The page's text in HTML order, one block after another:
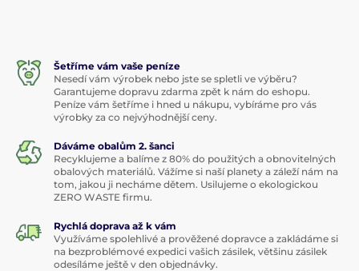
Šetříme vám vaše peníze
Nesedí vám výrobek nebo jste se spletli ve výběru?
Garantujeme dopravu zdarma zpět k nám do eshopu.
Peníze vám šetříme i hned u nákupu, vybíráme pro vás
výrobky za co nejvýhodnější ceny.
Dáváme obalům 2. šanci
Recyklujeme a balíme z 80% do použitých a obnovitelných
obalových materiálů. Vážíme si naší planety a záleží nám na
tom, jakou ji necháme dětem. Usilujeme o ekologickou
ZERO WASTE firmu.
Rychlá doprava až k vám
Využíváme spolehlivé a prověžené dopravce a zakládáme si
na bezproblémové expedici vašich zásilek, většinu zásilek
odesíláme ještě v den objednávky.